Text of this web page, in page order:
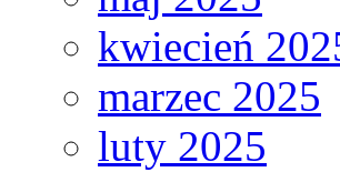
kwiecień
marzec 2025
luty 2025